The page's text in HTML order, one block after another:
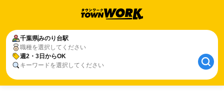
千葉県みのり台駅
職種を選択してください
週2・3日からOK
キーワードを選択してください